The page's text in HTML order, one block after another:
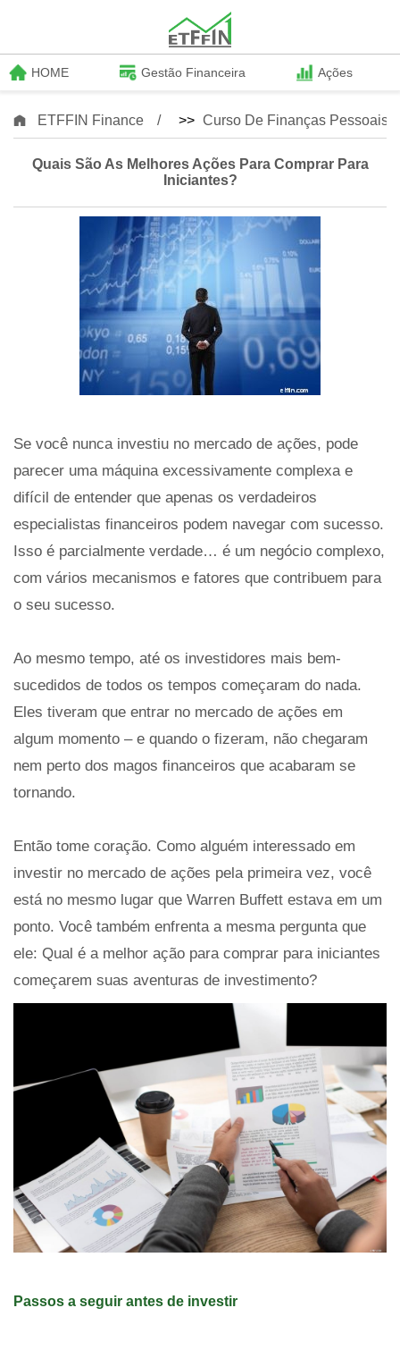
HOME Gestão Financeira Ações
ETFFIN Finance >> Curso De Finanças Pessoais
Quais São As Melhores Ações Para Comprar Para
Iniciantes?
Se você nunca investiu no mercado de ações, pode
parecer uma máquina excessivamente complexa e
difícil de entender que apenas os verdadeiros
especialistas financeiros podem navegar com sucesso.
Isso é parcialmente verdade… é um negócio complexo,
com vários mecanismos e fatores que contribuem para
o seu sucesso.
Ao mesmo tempo, até os investidores mais bem-
sucedidos de todos os tempos começaram do nada.
Eles tiveram que entrar no mercado de ações em
algum momento – e quando o fizeram, não chegaram
nem perto dos magos financeiros que acabaram se
tornando.
Então tome coração. Como alguém interessado em
investir no mercado de ações pela primeira vez, você
está no mesmo lugar que Warren Buffett estava em um
ponto. Você também enfrenta a mesma pergunta que
ele: Qual é a melhor ação para comprar para iniciantes
começarem suas aventuras de investimento?
Passos a seguir antes de investir